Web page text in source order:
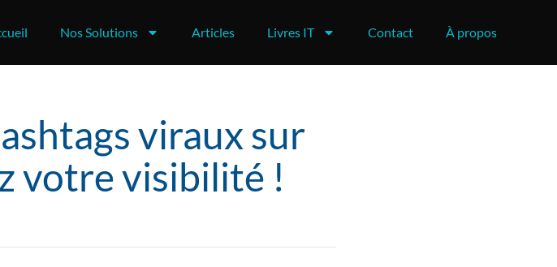
Nos Solutions Articles Livres IT Contact À propos
viraux sur
votre visibilité !